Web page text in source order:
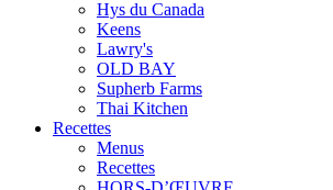
Hys du Canada
Keens
Lawry's
OLD BAY
Supherb Farms
Thai Kitchen
Recettes
Menus
Recettes